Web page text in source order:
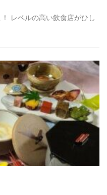
レベルの高い飲食店がひし